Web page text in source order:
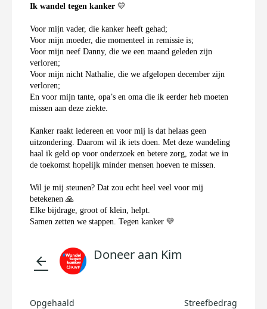
Ik wandel tegen kanker 💛
Voor mijn vader, die kanker heeft gehad;
Voor mijn moeder, die momenteel in remissie is;
Voor mijn neef Danny, die we een maand geleden zijn
verloren;
Voor mijn nicht Nathalie, die we afgelopen december zijn
verloren;
En voor mijn tante, opa’s en oma die ik eerder heb moeten
missen aan deze ziekte.
Kanker raakt iedereen en voor mij is dat helaas geen
uitzondering. Daarom wil ik iets doen. Met deze wandeling
haal ik geld op voor onderzoek en betere zorg, zodat we in
de toekomst hopelijk minder mensen hoeven te missen.
Wil je mij steunen? Dat zou echt heel veel voor mij
betekenen 🙏
Elke bijdrage, groot of klein, helpt.
Samen zetten we stappen. Tegen kanker 💛
arrow_back Doneer aan Kim
Opgehaald Streefbedrag